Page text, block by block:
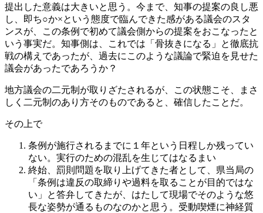
提出した意義は大きいと思う。今まで、知事の提案の良し悪
し、即ち○か×という態度で臨んできた感がある議会のスタ
ンスが、この条例で初めて議会側からの提案をおこなったと
いう事実だ。知事側は、これでは「骨抜きになる」と徹底抗
戦の構えであったが、過去にこのような議論で緊迫を見せた
議会があったであろうか？
地方議会の二元制が取りざたされるが、この状態こそ、まさ
しく二元制のあり方そのものであると、確信したことだ。
その上で
条例が施行されるまでに１年という日程しか残ってい
ない。実行のための混乱を生じてはなるまい
終始、罰則問題を取り上げてきた者として、県当局の
「条例は違反の取締りや過料を取ることが目的ではな
い」と答弁してきたが、はたして現場でそのような悠
長な姿勢が通るものなのかと思う。受動喫煙に神経質